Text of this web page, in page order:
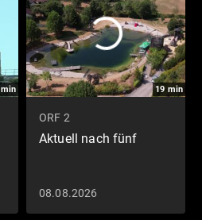
min 19 min
ORF 2
Aktuell nach fünf
08.08.2026